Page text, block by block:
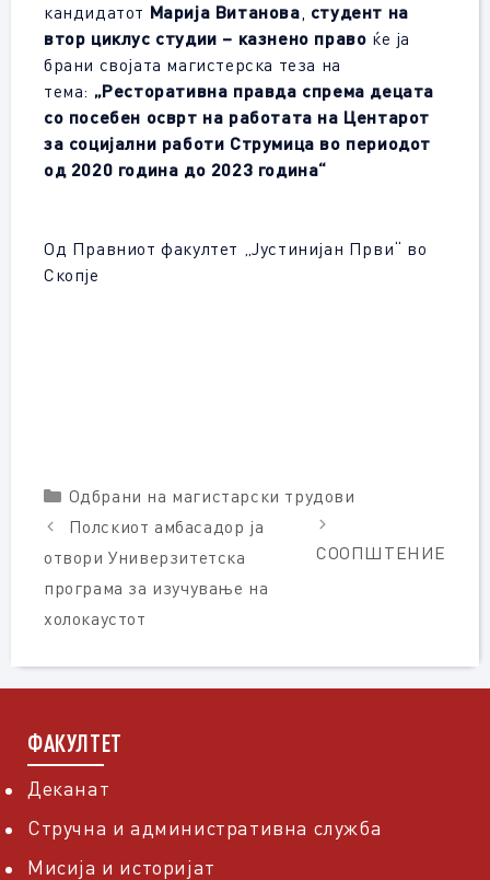
кандидатот Марија Витанова, студент на
втор циклус студии – казнено право ќе ја
брани својата магистерска теза на
тема: „Ресторативна правда спрема децата
со посебен осврт на работата на Центарот
за социјални работи Струмица во периодот
од 2020 година до 2023 година“
Од Правниот факултет „Јустинијан Први“ во
Скопје
Categories
Одбрани на магистарски трудови
Полскиот амбасадор ја
отвори Универзитетска
програма за изучување на
холокаустот
СООПШТЕНИЕ
ФАКУЛТЕТ
Деканат
Стручна и административна служба
Мисија и историјат